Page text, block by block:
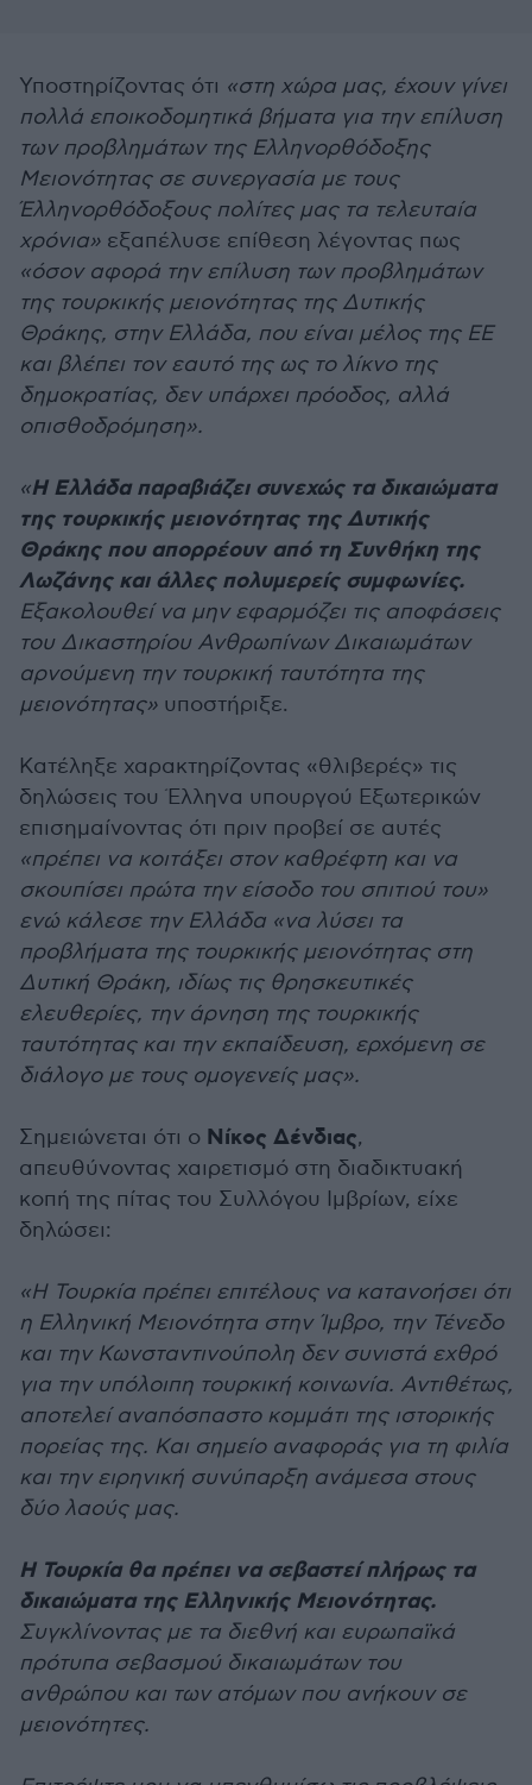
Υποστηρίζοντας ότι «στη χώρα μας, έχουν γίνει
πολλά εποικοδομητικά βήματα για την επίλυση
των προβλημάτων της Ελληνορθόδοξης
Μειονότητας σε συνεργασία με τους
Έλληνορθόδοξους πολίτες μας τα τελευταία
χρόνια» εξαπέλυσε επίθεση λέγοντας πως
«όσον αφορά την επίλυση των προβλημάτων
της τουρκικής μειονότητας της Δυτικής
Θράκης, στην Ελλάδα, που είναι μέλος της ΕΕ
και βλέπει τον εαυτό της ως το λίκνο της
δημοκρατίας, δεν υπάρχει πρόοδος, αλλά
οπισθοδρόμηση».
«Η Ελλάδα παραβιάζει συνεχώς τα δικαιώματα
της τουρκικής μειονότητας της Δυτικής
Θράκης που απορρέουν από τη Συνθήκη της
Λωζάνης και άλλες πολυμερείς συμφωνίες.
Εξακολουθεί να μην εφαρμόζει τις αποφάσεις
του Δικαστηρίου Ανθρωπίνων Δικαιωμάτων
αρνούμενη την τουρκική ταυτότητα της
μειονότητας» υποστήριξε.
Κατέληξε χαρακτηρίζοντας «θλιβερές» τις
δηλώσεις του Έλληνα υπουργού Εξωτερικών
επισημαίνοντας ότι πριν προβεί σε αυτές
«πρέπει να κοιτάξει στον καθρέφτη και να
σκουπίσει πρώτα την είσοδο του σπιτιού του»
ενώ κάλεσε την Ελλάδα «να λύσει τα
προβλήματα της τουρκικής μειονότητας στη
Δυτική Θράκη, ιδίως τις θρησκευτικές
ελευθερίες, την άρνηση της τουρκικής
ταυτότητας και την εκπαίδευση, ερχόμενη σε
διάλογο με τους ομογενείς μας».
Σημειώνεται ότι ο Νίκος Δένδιας,
απευθύνοντας χαιρετισμό στη διαδικτυακή
κοπή της πίτας του Συλλόγου Ιμβρίων, είχε
δηλώσει:
«Η Τουρκία πρέπει επιτέλους να κατανοήσει ότι
η Ελληνική Μειονότητα στην Ίμβρο, την Τένεδο
και την Κωνσταντινούπολη δεν συνιστά εχθρό
για την υπόλοιπη τουρκική κοινωνία. Αντιθέτως,
αποτελεί αναπόσπαστο κομμάτι της ιστορικής
πορείας της. Και σημείο αναφοράς για τη φιλία
και την ειρηνική συνύπαρξη ανάμεσα στους
δύο λαούς μας.
Η Τουρκία θα πρέπει να σεβαστεί πλήρως τα
δικαιώματα της Ελληνικής Μειονότητας.
Συγκλίνοντας με τα διεθνή και ευρωπαϊκά
πρότυπα σεβασμού δικαιωμάτων του
ανθρώπου και των ατόμων που ανήκουν σε
μειονότητες.